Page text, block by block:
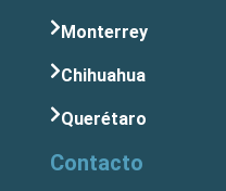
Monterrey
Chihuahua
Querétaro
Contacto